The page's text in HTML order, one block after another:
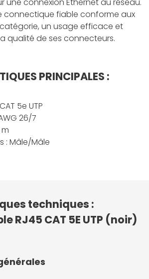
une connexion Ethernet au réseau.
connectique fiable conforme aux
un usage efficace et
qualité de ses connecteurs.
PRINCIPALES :
5e UTP
26/7
: Mâle/Mâle
techniques :
RJ45 CAT 5E UTP (noir)